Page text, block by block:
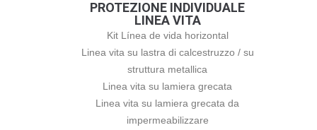
PROTEZIONE INDIVIDUALE
LINEA VITA
Kit Línea de vida horizontal
Linea vita su lastra di calcestruzzo / su
struttura metallica
Linea vita su lamiera grecata
Linea vita su lamiera grecata da
impermeabilizzare